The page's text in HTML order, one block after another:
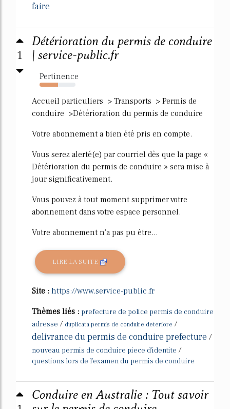
faire
1
Détérioration du permis de conduire
| service-public.fr
Pertinence
51%
Accueil particuliers > Transports > Permis de
conduire >Détérioration du permis de conduire
Votre abonnement a bien été pris en compte.
Vous serez alerté(e) par courriel dès que la page «
Détérioration du permis de conduire » sera mise à
jour significativement.
Vous pouvez à tout moment supprimer votre
abonnement dans votre espace personnel.
Votre abonnement n'a pas pu être...
LIRE LA SUITE
Site : https://www.service-public.fr
Thèmes liés : prefecture de police permis de conduire
adresse / duplicata permis de conduire deteriore /
delivrance du permis de conduire prefecture /
nouveau permis de conduire piece d'identite /
questions lors de l'examen du permis de conduire
Conduire en Australie : Tout savoir